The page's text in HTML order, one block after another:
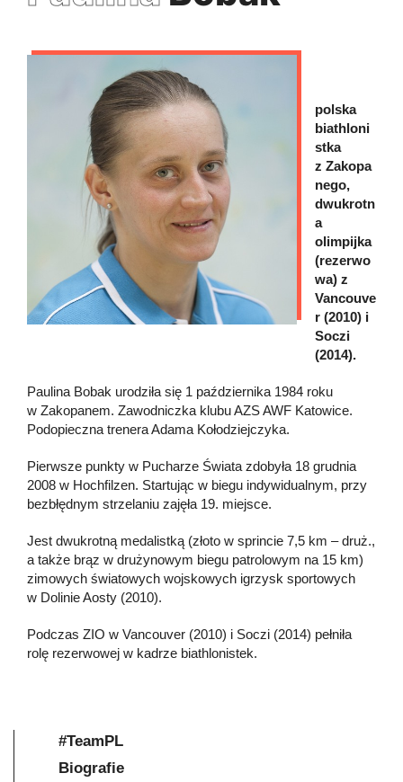
polska
biathloni
stka
z Zakopa
nego,
dwukrotn
a
olimpijka
(rezerwo
wa) z
Vancouve
r (2010) i
Soczi
(2014).
Paulina Bobak urodziła się 1 października 1984 roku
w Zakopanem. Zawodniczka klubu AZS AWF Katowice.
Podopieczna trenera Adama Kołodziejczyka.
Pierwsze punkty w Pucharze Świata zdobyła 18 grudnia
2008 w Hochfilzen. Startując w biegu indywidualnym, przy
bezbłędnym strzelaniu zajęła 19. miejsce.
Jest dwukrotną medalistką (złoto w sprincie 7,5 km – druż.,
a także brąz w drużynowym biegu patrolowym na 15 km)
zimowych światowych wojskowych igrzysk sportowych
w Dolinie Aosty (2010).
Podczas ZIO w Vancouver (2010) i Soczi (2014) pełniła
rolę rezerwowej w kadrze biathlonistek.
#TeamPL
Biografie